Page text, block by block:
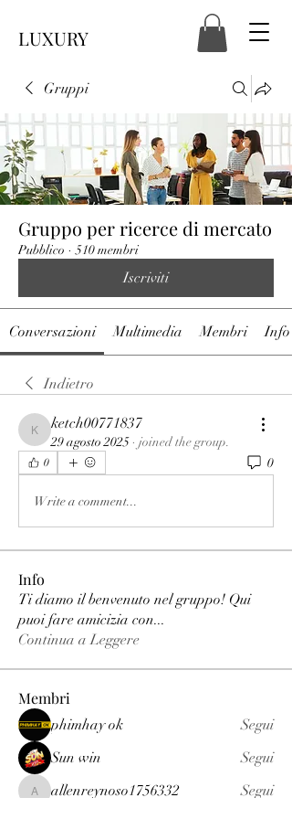
LUXURY
Gruppi
Gruppo per ricerce di mercato
Pubblico · 510 membri
Iscriviti
Conversazioni Multimedia Membri Info
Indietro
ketch00771837
ketch00771837
29 agosto 2025 · joined the group.
0 0
Write a comment...
Info
Ti diamo il benvenuto nel gruppo! Qui
puoi fare amicizia con...
Continua a Leggere
Membri
phimhay ok
Segui
Sun win
Segui
allenreynoso1756332
allenreynoso1756332
Segui